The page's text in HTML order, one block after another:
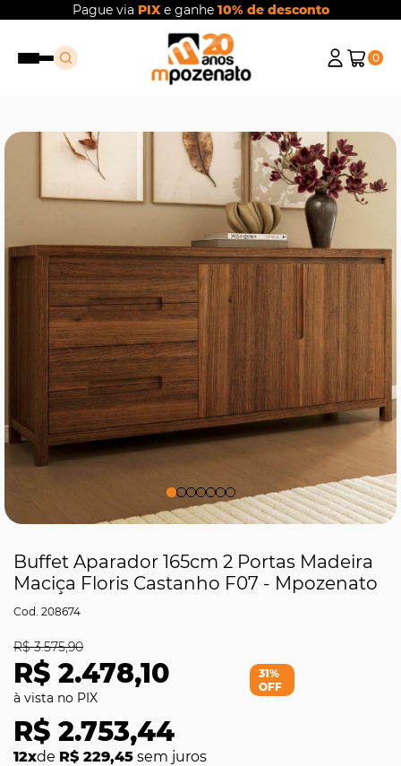
Pague via PIXe ganhe 10% de desconto
0
Buffet Aparador 165cm 2 Portas Madeira
Maciça Floris Castanho F07 - Mpozenato
208674
R$ 2.478,10
R$ 3.575,90
R$ 2.753,44
12xde R$ 229,45 sem juros
31%
OFF